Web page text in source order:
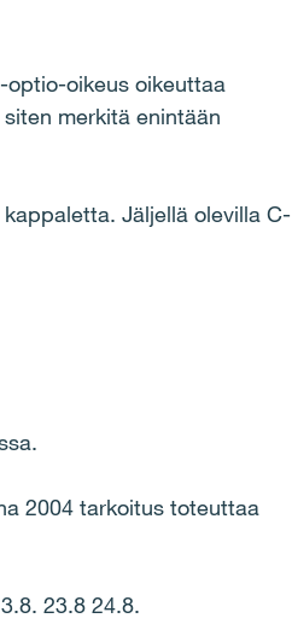
optio-oikeus oikeuttaa
merkitä enintään
Jäljellä olevilla C-
2004 tarkoitus toteuttaa
23.8 24.8.